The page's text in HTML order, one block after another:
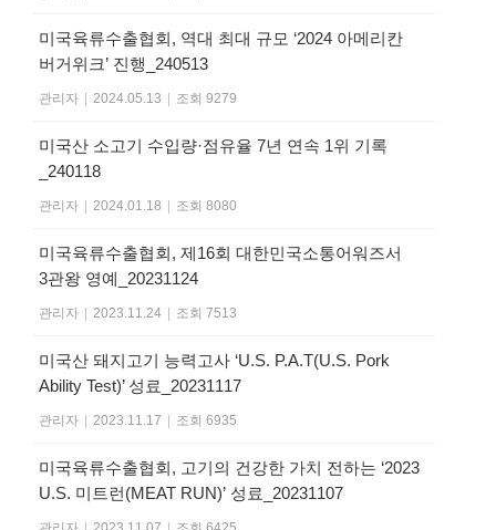
미국육류수출협회, 역대 최대 규모 ‘2024 아메리칸
버거위크’ 진행_240513
관리자 | 2024.05.13 | 조회 9279
미국산 소고기 수입량·점유율 7년 연속 1위 기록
_240118
관리자 | 2024.01.18 | 조회 8080
미국육류수출협회, 제16회 대한민국소통어워즈서
3관왕 영예_20231124
관리자 | 2023.11.24 | 조회 7513
미국산 돼지고기 능력고사 ‘U.S. P.A.T(U.S. Pork
Ability Test)’ 성료_20231117
관리자 | 2023.11.17 | 조회 6935
미국육류수출협회, 고기의 건강한 가치 전하는 ‘2023
U.S. 미트런(MEAT RUN)’ 성료_20231107